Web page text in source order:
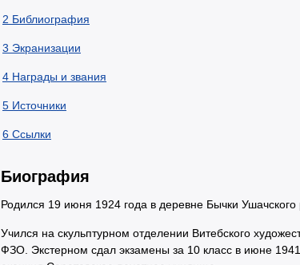
2 Библиография
3 Экранизации
4 Награды и звания
5 Источники
6 Ссылки
Биография
Родился 19 июня 1924 года в деревне Бычки Ушачского
Учился на скульптурном отделении Витебского
ФЗО. Экстерном сдал экзамены за 10 класс в июне